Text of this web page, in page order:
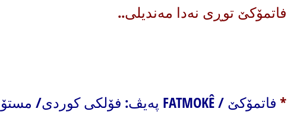
فاتمۆکێ توڕی نەدا مەندیلی..
* فاتمۆکێ / FATMOKÊ پەیڤ: فۆلکی کوردی/ مستۆ دادار